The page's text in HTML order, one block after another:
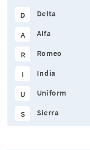
D Delta
A Alfa
R Romeo
I India
U Uniform
S Sierra